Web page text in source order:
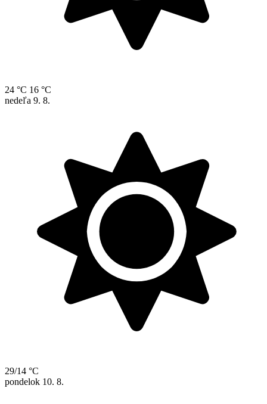
24 °C 16 °C
nedeľa 9. 8.
29/14 °C
pondelok 10. 8.